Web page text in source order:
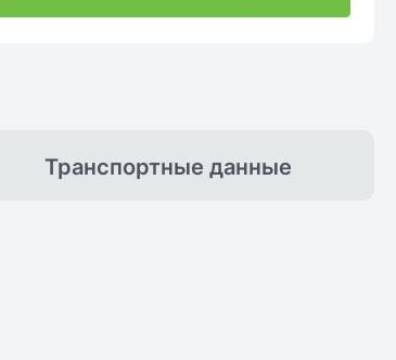
Транспортные данные